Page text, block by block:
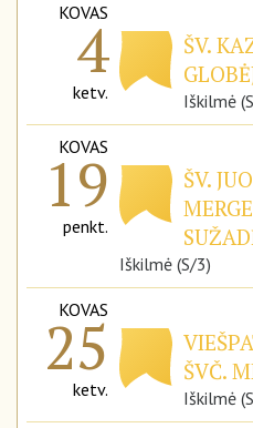
KOVAS
4
ketv.
ŠV.
Iškilmė
KOVAS
19
penkt.
ŠV.
Iškilmė (S/3)
KOVAS
25
ketv.
ŠVČ.
Iškilmė